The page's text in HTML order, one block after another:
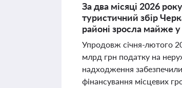
За два місяці 2026
туристичний збір
районі зросла майже у
Упродовж січня-лютого
млрд грн податку на
надходження
фінансування місцевих